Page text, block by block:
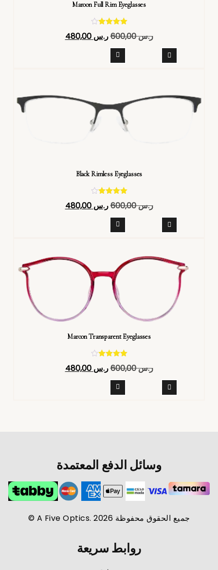
Maroon Full Rim Eyeglasses
تم التقييم
4.40
ر.س600,00 ر.س 480,00
Black Rimless Eyeglasses
4.40
ر.س600,00 ر.س 480,00
Maroon Transparent Eyeglasses
4.40
ر.س600,00 ر.س 480,00
وسائل الدفع المعتمدة
جميع الحقوق محفوظة A Five Optics. 2026 ©
روابط سريعة